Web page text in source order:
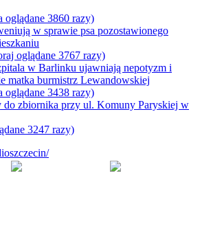
oglądane 3860 razy)
w sprawie psa pozostawionego
oglądane 3767 razy)
w Barlinku ujawniają nepotyzm i
matka burmistrz Lewandowskiej
oglądane 3438 razy)
do zbiornika przy ul. Komuny Paryskiej w
3247 razy)